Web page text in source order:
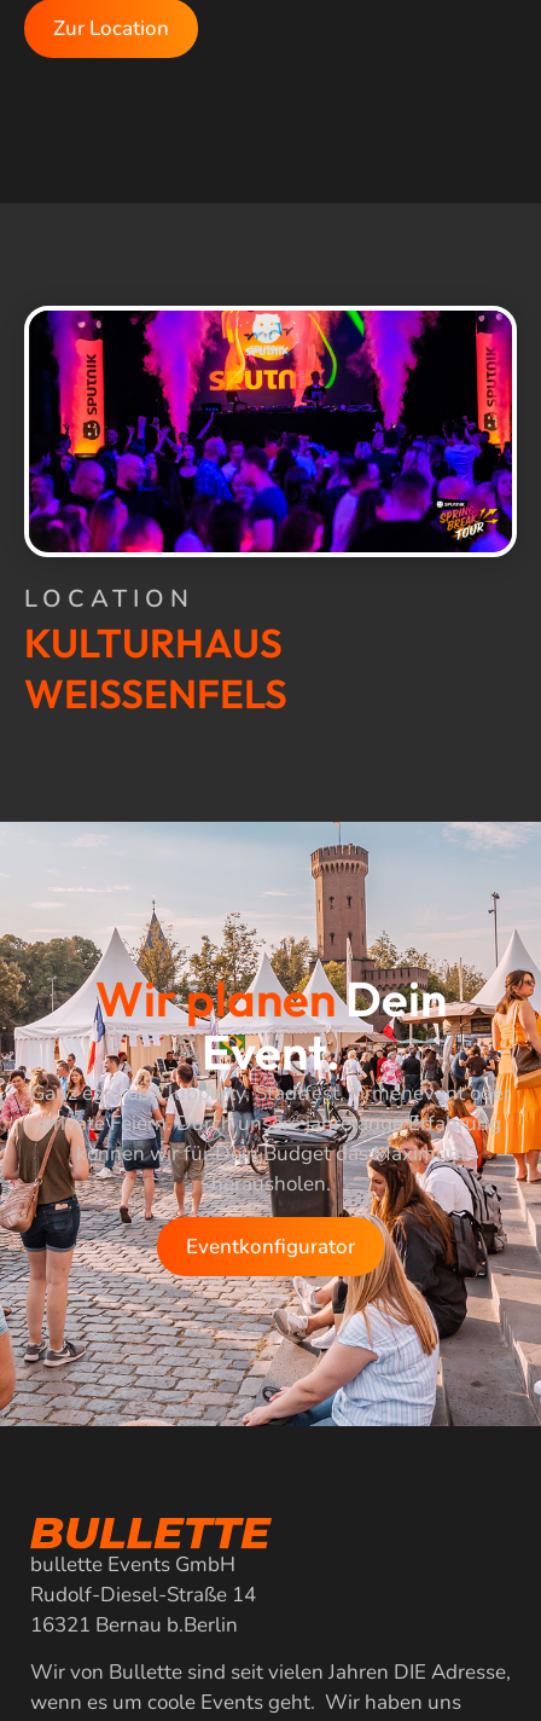
Zur Location
LOCATION
KULTURHAUS
WEISSENFELS
Wir planenDein
Event.
Ganz egal ob Clubparty, Stadtfest, Firmenevent oder
private Feiern. Durch unsere jahrelange Erfahrung
können wir für Dein Budget das Maximum
herausholen.
Eventkonfigurator
bullette Events GmbH
Rudolf-Diesel-Straße 14
16321 Bernau b.Berlin
Wir von Bullette sind seit vielen Jahren DIE Adresse,
wenn es um coole Events geht. Wir haben uns